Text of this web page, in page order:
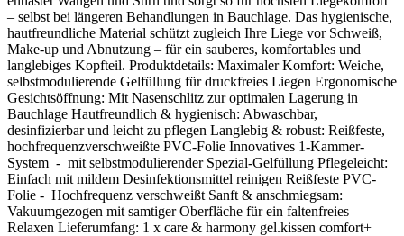
– selbst bei längeren Behandlungen in Bauchlage. Das hygienische,
hautfreundliche Material schützt zugleich Ihre Liege vor Schweiß,
Make-up und Abnutzung – für ein sauberes, komfortables und
langlebiges Kopfteil. Produktdetails: Maximaler Komfort: Weiche,
selbstmodulierende Gelfüllung für druckfreies Liegen Ergonomische
Gesichtsöffnung: Mit Nasenschlitz zur optimalen Lagerung in
Bauchlage Hautfreundlich & hygienisch: Abwaschbar,
desinfizierbar und leicht zu pflegen Langlebig & robust: Reißfeste,
hochfrequenzverschweißte PVC-Folie Innovatives 1-Kammer-
System - mit selbstmodulierender Spezial-Gelfüllung Pflegeleicht:
Einfach mit mildem Desinfektionsmittel reinigen Reißfeste PVC-
Folie - Hochfrequenz verschweißt Sanft & anschmiegsam:
Vakuumgezogen mit samtiger Oberfläche für ein faltenfreies
Relaxen Lieferumfang: 1 x care & harmony gel.kissen comfort+